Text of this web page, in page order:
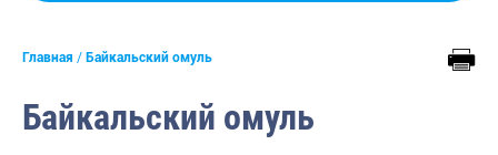
Главная Байкальский омуль
Байкальский омуль